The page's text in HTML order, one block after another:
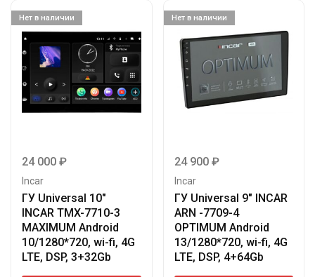
Нет в наличии
24 000 ₽
Incar
ГУ Universal 10″
INCAR TMX-7710-3
MAXIMUM Android
10/1280*720, wi-fi, 4G
LTE, DSP, 3+32Gb
Нет в наличии
24 900 ₽
Incar
ГУ Universal 9″ INCAR
ARN -7709-4
OPTIMUM Android
13/1280*720, wi-fi, 4G
LTE, DSP, 4+64Gb